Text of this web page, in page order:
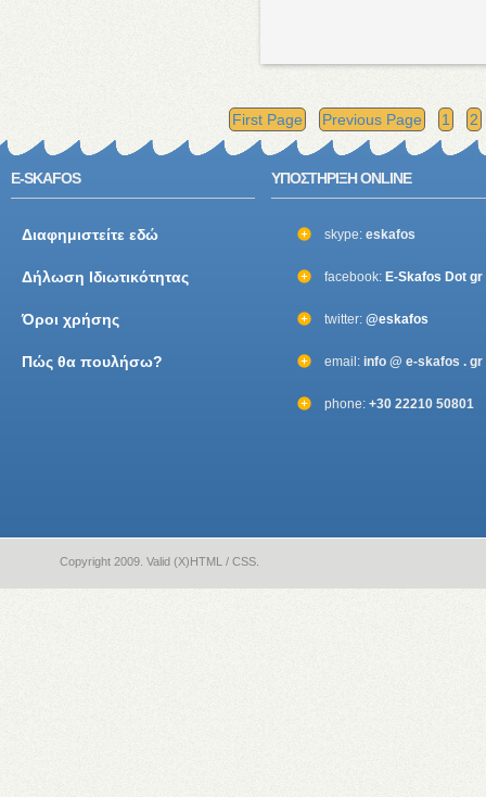
First Page Previous Page 1 2
E-SKAFOS
Διαφημιστείτε εδώ
Δήλωση Ιδιωτικότητας
Όροι χρήσης
Πώς θα πουλήσω?
ΥΠΟΣΤΗΡΙΞΗ ONLINE
skype: eskafos
facebook: E-Skafos Dot gr
twitter: @eskafos
email: info @ e-skafos . gr
phone: +30 22210 50801
Copyright 2009. Valid (X)HTML / CSS.